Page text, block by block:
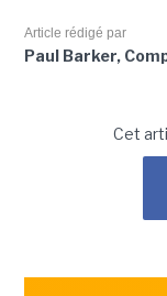
Article rédigé par
Paul Barker,
Cet